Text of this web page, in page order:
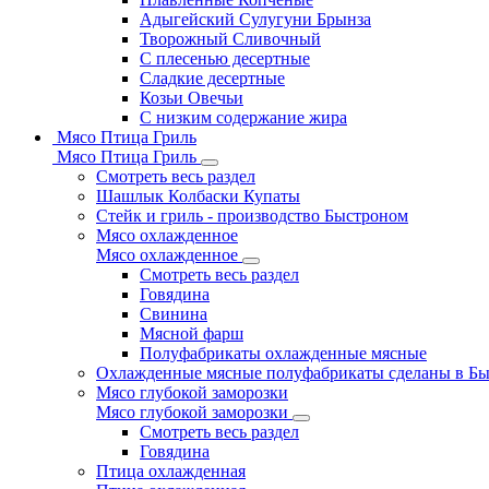
Адыгейский Сулугуни Брынза
Творожный Сливочный
С плесенью десертные
Сладкие десертные
Козьи Овечьи
С низким содержание жира
Мясо Птица Гриль
Мясо Птица Гриль
Смотреть весь раздел
Шашлык Колбаски Купаты
Стейк и гриль - производство Быстроном
Мясо охлажденное
Мясо охлажденное
Смотреть весь раздел
Говядина
Свинина
Мясной фарш
Полуфабрикаты охлажденные мясные
Охлажденные мясные полуфабрикаты сделаны в
Мясо глубокой заморозки
Мясо глубокой заморозки
Смотреть весь раздел
Говядина
Птица охлажденная